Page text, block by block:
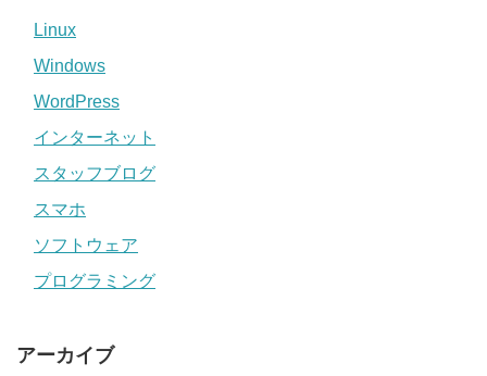
Linux
Windows
WordPress
インターネット
スタッフブログ
スマホ
ソフトウェア
プログラミング
アーカイブ